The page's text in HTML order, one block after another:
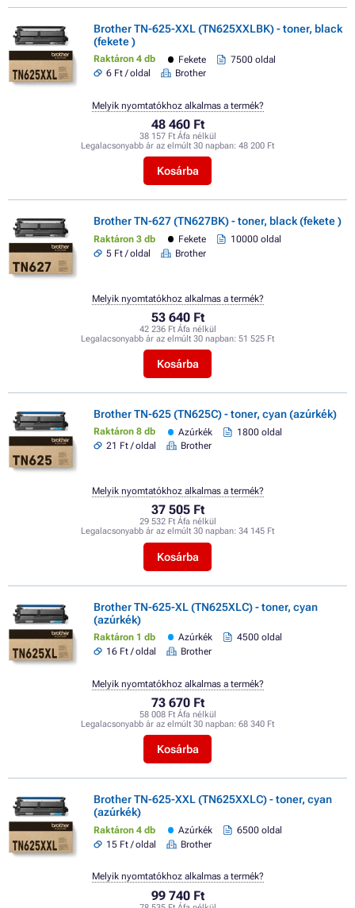
Brother TN-625-XXL (TN625XXLBK) - toner, black
(fekete )
Raktáron 4 db Fekete
7500 oldal
6 Ft / oldal
Brother
48 460 Ft
38 157 Ft Áfa nélkül
Legalacsonyabb ár az elmúlt 30 napban: 48 200 Ft
Kosárba
Melyik nyomtatókhoz alkalmas a termék?
Brother TN-627 (TN627BK) - toner, black (fekete )
Raktáron 3 db Fekete
10000 oldal
5 Ft / oldal
Brother
53 640 Ft
42 236 Ft Áfa nélkül
Legalacsonyabb ár az elmúlt 30 napban: 51 525 Ft
Kosárba
Melyik nyomtatókhoz alkalmas a termék?
Brother TN-625 (TN625C) - toner, cyan (azúrkék)
Raktáron 8 db Azúrkék
1800 oldal
21 Ft / oldal
Brother
37 505 Ft
29 532 Ft Áfa nélkül
Legalacsonyabb ár az elmúlt 30 napban: 34 145 Ft
Kosárba
Melyik nyomtatókhoz alkalmas a termék?
Brother TN-625-XL (TN625XLC) - toner, cyan
(azúrkék)
Raktáron 1 db Azúrkék
4500 oldal
16 Ft / oldal
Brother
73 670 Ft
58 008 Ft Áfa nélkül
Legalacsonyabb ár az elmúlt 30 napban: 68 340 Ft
Kosárba
Melyik nyomtatókhoz alkalmas a termék?
Brother TN-625-XXL (TN625XXLC) - toner, cyan
(azúrkék)
Raktáron 4 db Azúrkék
6500 oldal
15 Ft / oldal
Brother
99 740 Ft
Melyik nyomtatókhoz alkalmas a termék?